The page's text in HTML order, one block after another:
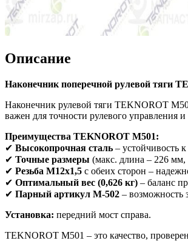
Описание
Наконечник поперечной рулевой тяги
Наконечник рулевой тяги TEKNOROT
важен для точности рулевого управления
Преимущества TEKNOROT M501:
✔ Высокопрочная сталь – устойчивость
✔ Точные размеры (макс. длина – 226
✔ Резьба M12x1,5 с обеих сторон –
✔ Оптимальный вес (0,626 кг) – баланс
✔ Парный артикул M-502 – возможность
Установка: передний мост справа.
TEKNOROT M501 – это качество,